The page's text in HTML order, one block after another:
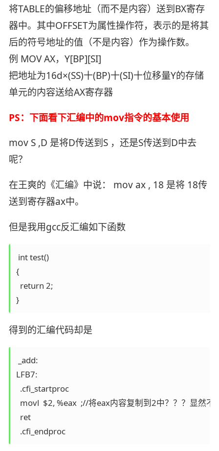
将TABLE的偏移地址（而不是内容）送到BX寄存
器中。其中OFFSET为属性操作符，表示的是将其
后的符号地址的值（不是内容）作为操作数。
例 MOV AX，Y[BP][SI]
把地址为16d×(SS)十(BP)十(SI)十位移量Y的存储
单元的内容送给AX寄存器
PS：下面看下汇编中的mov指令的基本使用
mov S ,D 是将D传送到S ，还是S传送到D中去
呢？
在王爽的《汇编》中说： mov ax , 18 是将 18传
送到寄存器ax中。
但是我用gcc反汇编如下函数
int test()
{
  return 2;
}
得到的汇编代码却是
_add:
LFB7:
  .cfi_startproc
movl  $2, %eax  ;//将eax内容复制到2中？？？显然不
  ret
  .cfi_endproc